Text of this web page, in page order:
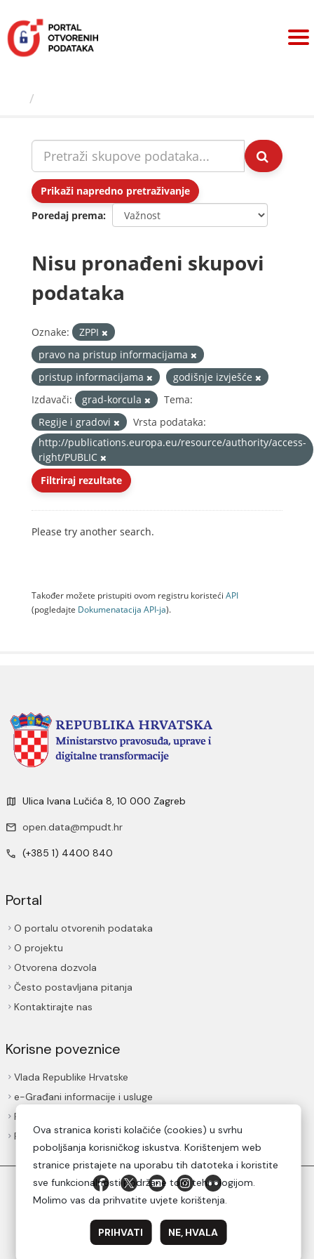
sadržaj
Prikaži napredno pretraživanje
Poredaj prema
Nisu pronađeni skupovi
podataka
Oznake:
ZPPI
pravo na pristup informacijama
pristup informacijama
godišnje izvješće
Izdavači:
grad-korcula
Tema:
Regije i gradovi
Vrsta podataka:
http://publications.europa.eu/resource/authority/access-
right/PUBLIC
Filtriraj rezultate
Please try another search.
Također možete pristupiti ovom registru koristeći API
(pogledajte Dokumenаtаcijа API-jа).